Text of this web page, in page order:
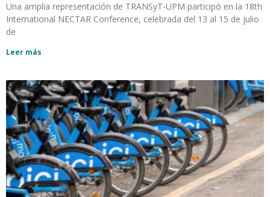
Una amplia representación de TRANSyT-UPM participó en la 18th
International NECTAR Conference, celebrada del 13 al 15 de julio
de
Leer más